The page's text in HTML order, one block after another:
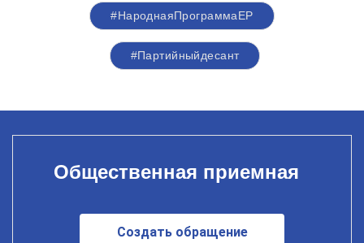
#НароднаяПрограммаЕР
#Партийныйдесант
Общественная приемная
Создать обращение